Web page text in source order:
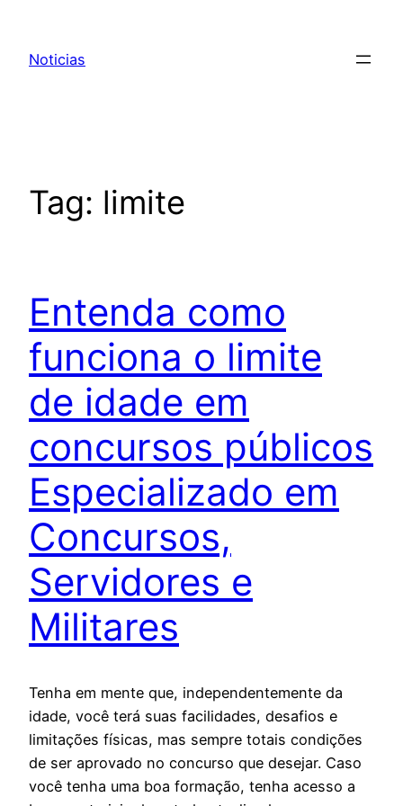
Noticias
Tag: limite
Entenda como
funciona o limite
de idade em
concursos públicos
Especializado em
Concursos,
Servidores e
Militares
Tenha em mente que, independentemente da
idade, você terá suas facilidades, desafios e
limitações físicas, mas sempre totais condições
de ser aprovado no concurso que desejar. Caso
você tenha uma boa formação, tenha acesso a